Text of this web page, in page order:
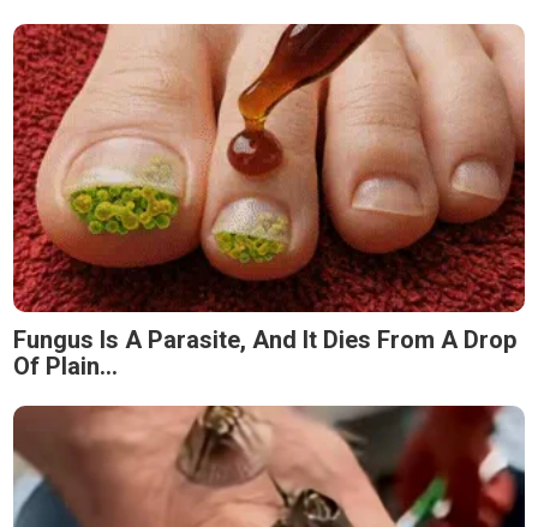
Fungus Is A Parasite, And It Dies From A Drop
Of Plain...